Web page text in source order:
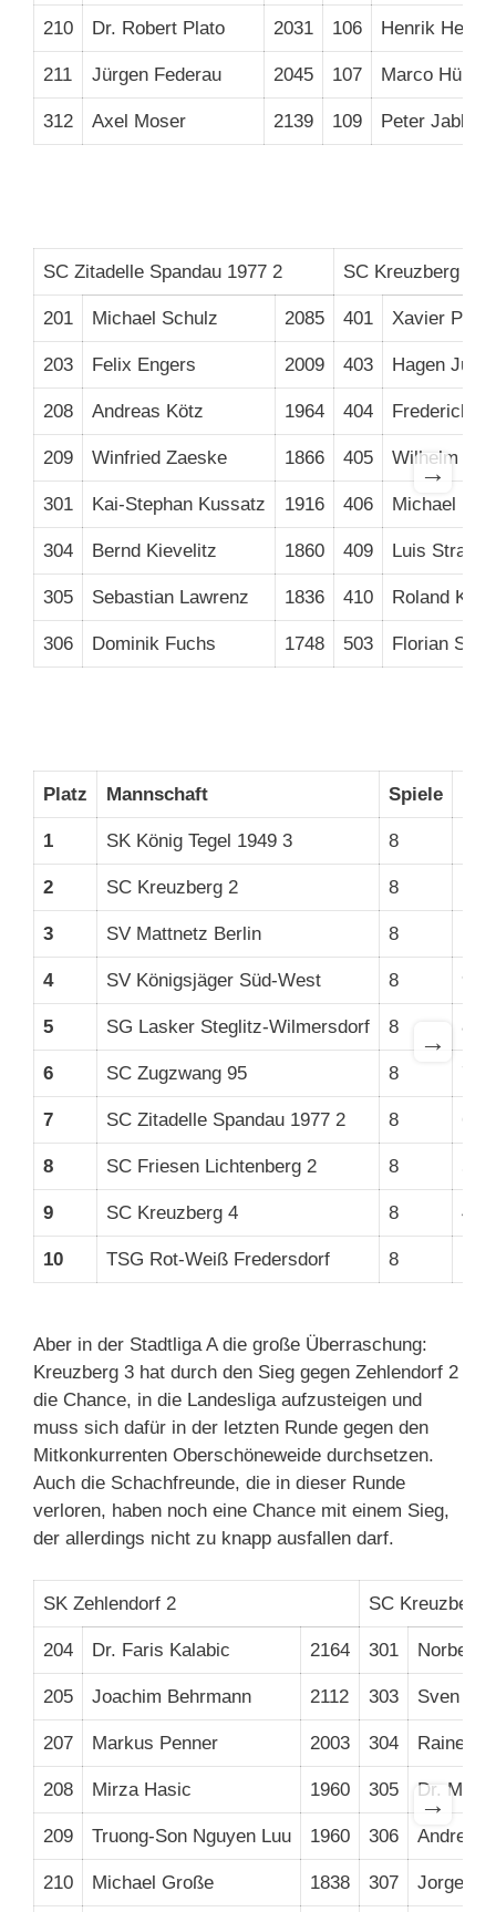
210 Dr. Robert Plato 2031 106 Henrik Hesse
211 Jürgen Federau 2045 107 Marco Hüls
312 Axel Moser 2139 109 Peter
SC Zitadelle Spandau 1977 2 SC Kreuzberg 4
201 Michael Schulz 2085 401 Xavier
203 Felix Engers 2009 403 Hagen
208 Andreas Kötz 1964 404 Frederick
209 Winfried Zaeske 1866 405 Wilhelm
301 Kai-Stephan Kussatz 1916 406 Michael
304 Bernd Kievelitz 1860 409 Luis
305 Sebastian Lawrenz 1836 410 Roland
306 Dominik Fuchs 1748 503 Florian
→
Platz Mannschaft Spiele
1 SK König Tegel 1949 3 8
2 SC Kreuzberg 2 8
3 SV Mattnetz Berlin 8
4 SV Königsjäger Süd-West 8 9
5 SG Lasker Steglitz-Wilmersdorf 8 8
6 SC Zugzwang 95 8 7
7 SC Zitadelle Spandau 1977 2 8 6
8 SC Friesen Lichtenberg 2 8
9 SC Kreuzberg 4 8 4
10 TSG Rot-Weiß Fredersdorf 8
→
Aber in der Stadtliga A die große Überraschung:
Kreuzberg 3 hat durch den Sieg gegen Zehlendorf 2
die Chance, in die Landesliga aufzusteigen und
muss sich dafür in der letzten Runde gegen den
Mitkonkurrenten Oberschöneweide durchsetzen.
Auch die Schachfreunde, die in dieser Runde
verloren, haben noch eine Chance mit einem Sieg,
der allerdings nicht zu knapp ausfallen darf.
SK Zehlendorf 2 SC Kreuzberg
204 Dr. Faris Kalabic 2164 301 Norbert
205 Joachim Behrmann 2112 303 Sven
207 Markus Penner 2003 304 Rainer
208 Mirza Hasic 1960 305 Dr.
209 Truong-Son Nguyen Luu 1960 306 Andreas
210 Michael Große 1838 307 Jorge
→